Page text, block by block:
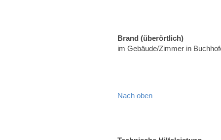
Brand (überörtlich)
im Gebäude/Zimmer in
Nach oben